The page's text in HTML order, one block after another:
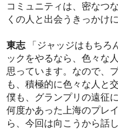
コミュニティは、密なつ
くの人と出会うきっかけ
東志「ジャッジはもちろ
ックをやるなら、色々な
思っています。なので、
も、積極的に色々な人と
僕も、グランプリの遠征
何度かあった上海のプレ
ら、今回は向こうから話